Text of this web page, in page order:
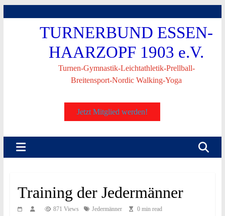
TURNERBUND ESSEN-
HAARZOPF 1903 e.V.
Turnen-Gymnastik-Leichtathletik-Prellball-
Breitensport-Nordic Walking-Yoga
Jetzt Mitglied werden!
Training der Jedermänner
871 Views Jedermänner 0 min read